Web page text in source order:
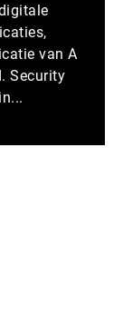
van A
Security